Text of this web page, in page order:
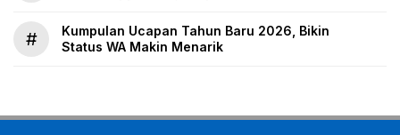
#
Kumpulan Ucapan Tahun Baru 2026, Bikin
Status WA Makin Menarik